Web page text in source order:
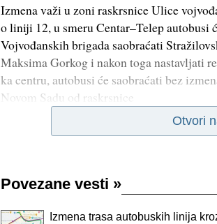
Izmena važi u zoni raskrsnice Ulice
o liniji 12, u smeru Centar–Telep autobusi
Vojvođanskih brigada saobraćati
Maksima Gorkog i nakon toga nastavljati
ka centru, autobusi će saobraćati bez
Novom Sadu od raskrsnice
Otvori
Povezane vesti »
Izmena trasa autobuskih linija